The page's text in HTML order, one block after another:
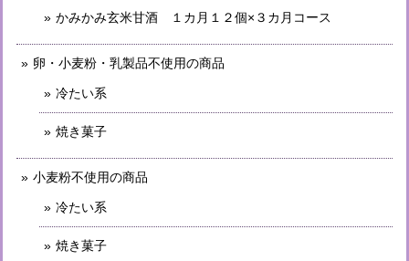
かみかみ玄米甘酒 １カ月１２個×３カ月コース
卵・小麦粉・乳製品不使用の商品
冷たい系
焼き菓子
小麦粉不使用の商品
冷たい系
焼き菓子